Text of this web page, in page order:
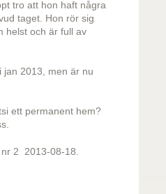
tro att hon haft några
taget. Hon rör sig
helst och är full av
jan 2013, men är nu
ett permanent hem?
2 2013-08-18.